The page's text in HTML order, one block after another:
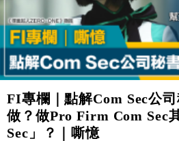
FI專欄｜點解Com Sec公
做？做Pro Firm Com Sec
Sec」？｜嘶憶